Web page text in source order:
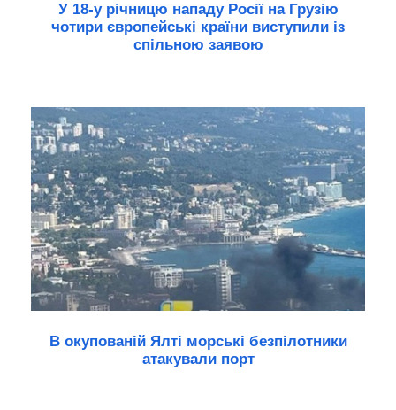
У 18-у річницю нападу Росії на Грузію
чотири європейські країни виступили із
спільною заявою
В окупованій Ялті морські безпілотники
атакували порт